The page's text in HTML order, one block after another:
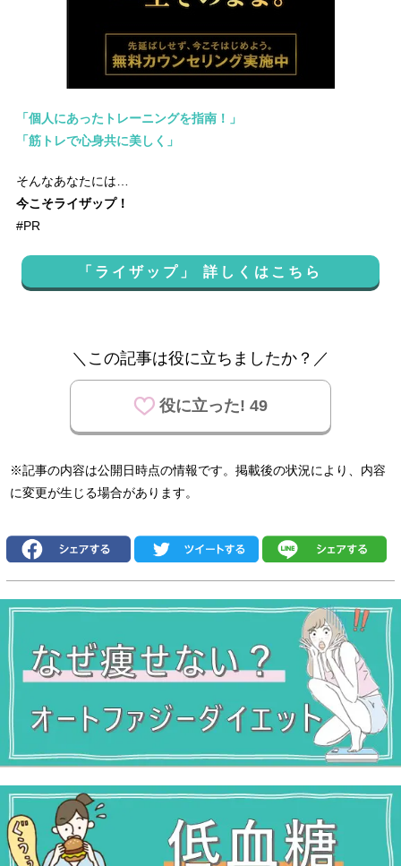
「個人にあったトレーニングを指南！」
「筋トレで心身共に美しく」
そんなあなたには…
今こそライザップ！
#PR
「ライザップ」 詳しくはこちら
＼この記事は役に立ちましたか？／
役に立った! 49
※記事の内容は公開日時点の情報です。掲載後の状況により、内容
に変更が生じる場合があります。